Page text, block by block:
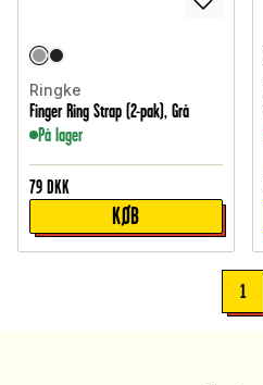
Ringke
Finger Ring Strap (2-pak), Grå
På lager
79 DKK
KØB
1